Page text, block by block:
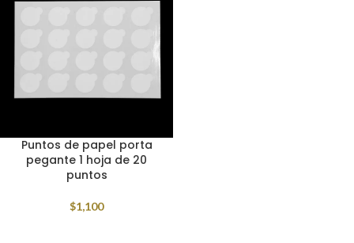
Puntos de papel porta
pegante 1 hoja de 20
puntos
$1,100